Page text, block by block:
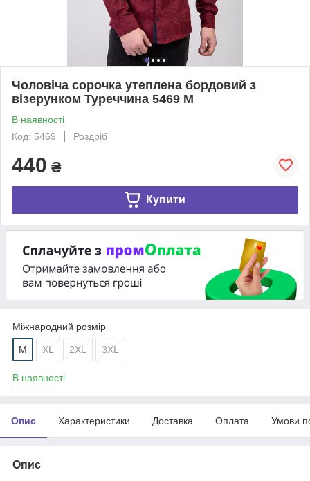
Чоловіча сорочка утеплена бордовий з
візерунком Туреччина 5469 M
В наявності
Код: 5469
Роздріб
440 ₴
Купити
Міжнародний розмір
M XL 2XL 3XL
В наявності
Опис Характеристики Доставка Оплата Умови
Опис